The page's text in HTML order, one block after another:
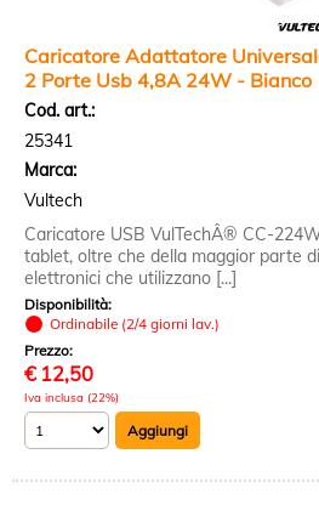
Caricatore Adattatore
2 Porte Usb 4,8A 24W - Bianco
Cod. art.:
25341
Marca:
Vultech
Caricatore USB VulTechÂ® CC-
tablet, oltre che della maggior parte
elettronici che utilizzano [...]
Disponibilità:
Ordinabile (2/4 giorni lav.)
Prezzo:
€ 12,50
Iva inclusa (22%)